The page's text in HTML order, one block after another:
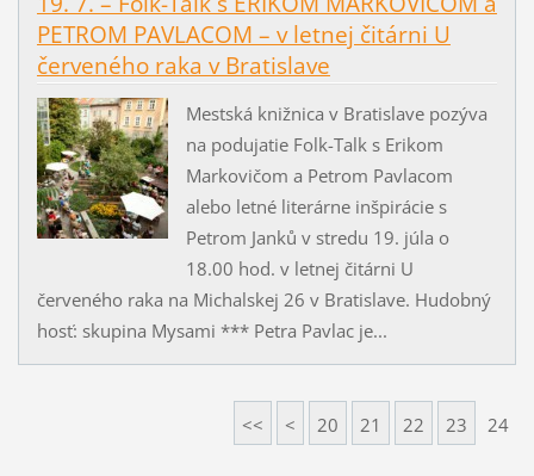
PETROM PAVLACOM – v letnej čitárni U
červeného raka v Bratislave
Mestská knižnica v Bratislave pozýva
na podujatie Folk-Talk s Erikom
Markovičom a Petrom Pavlacom
alebo letné literárne inšpirácie s
Petrom Janků v stredu 19. júla o
18.00 hod. v letnej čitárni U
červeného raka na Michalskej 26 v Bratislave. Hudobný
hosť: skupina Mysami *** Petra Pavlac je...
<< < 20 21 22 23 24